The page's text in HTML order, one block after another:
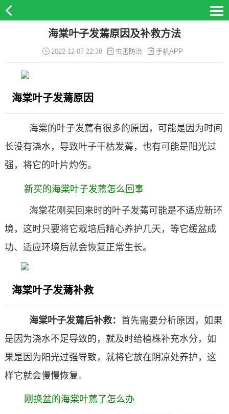
海棠叶子发蔫原因及补救方法
2022-12-07 22:38 虫害防治 手机APP
海棠叶子发蔫原因
海棠的叶子发蔫有很多的原因，可能是因为时间
长没有浇水，导致叶子干枯发蔫，也有可能是阳光过
强，将它的叶片灼伤。
新买的海棠叶子发蔫怎么回事
海棠花刚买回来时的叶子发蔫可能是不适应新环
境，这时只要将它栽培后精心养护几天，等它缓盆成
功、适应环境后就会恢复正常生长。
海棠叶子发蔫补救
海棠叶子发蔫后补救： 首先需要分析原因，如果
是因为浇水不足导致的，就及时给植株补充水分，如
果是因为阳光过强导致，就将它放在阴凉处养护，这
样它就会慢慢恢复。
刚换盆的海棠叶蔫了怎么办